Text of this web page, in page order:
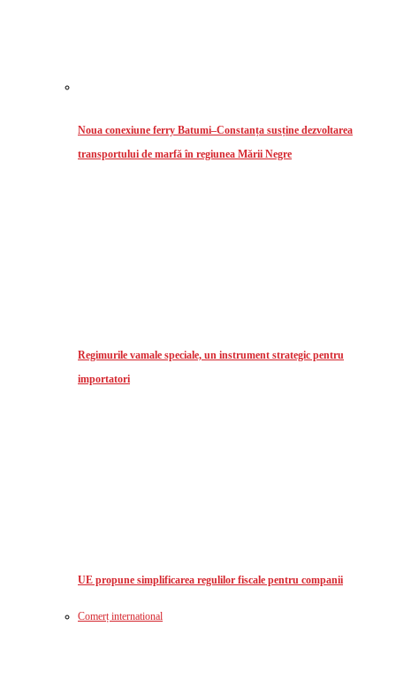
Noua conexiune ferry Batumi–Constanța susține dezvoltarea
transportului de marfă în regiunea Mării Negre
Regimurile vamale speciale, un instrument strategic pentru
importatori
UE propune simplificarea regulilor fiscale pentru companii
Comerț international